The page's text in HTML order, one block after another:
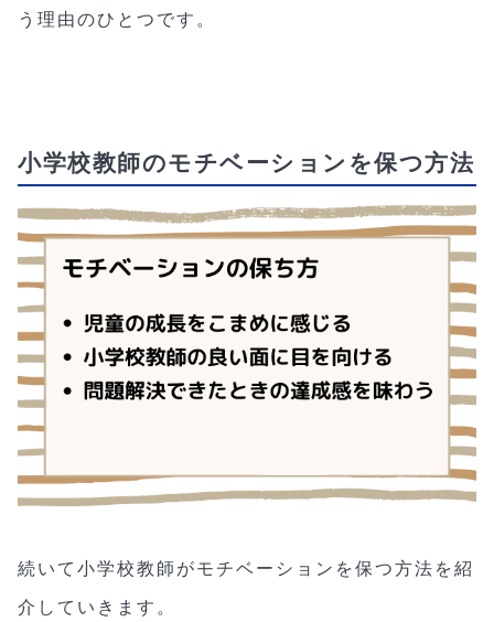
う理由のひとつです。
小学校教師のモチベーションを保つ方法
続いて小学校教師がモチベーションを保つ方法を紹
介していきます。